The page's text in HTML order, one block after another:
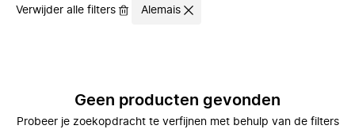
Verwijder alle filters Alemais
Geen producten gevonden
Probeer je zoekopdracht te verfijnen met behulp van de filters